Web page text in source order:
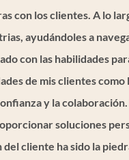
con los clientes. A lo
ayudándoles a
con las habilidades
de mis clientes como
y la
soluciones
cliente ha sido la